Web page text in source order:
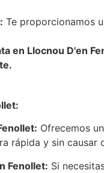
Te proporcionamos
en Llocnou D'en
Ofrecemos
rápida y sin
Fenollet: Si